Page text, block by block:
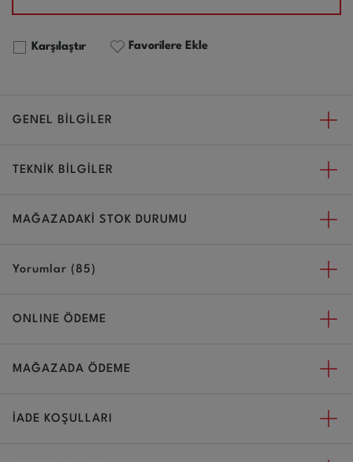
Karşılaştır Favorilere Ekle
GENEL BİLGİLER
TEKNİK BİLGİLER
MAĞAZADAKİ STOK DURUMU
Yorumlar (85)
ONLINE ÖDEME
MAĞAZADA ÖDEME
İADE KOŞULLARI